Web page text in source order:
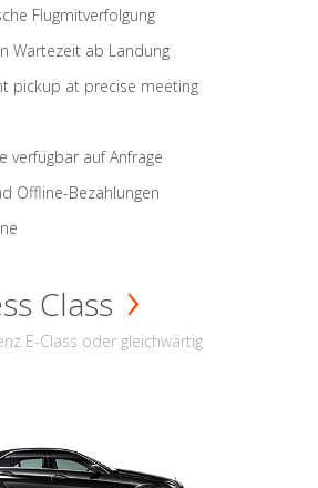
Flugmitverfolgung
Wartezeit ab Landung
pickup at precise meeting
verfügbar auf Anfrage
Offline-Bezahlungen
Class
E-Class oder gleichwärtig